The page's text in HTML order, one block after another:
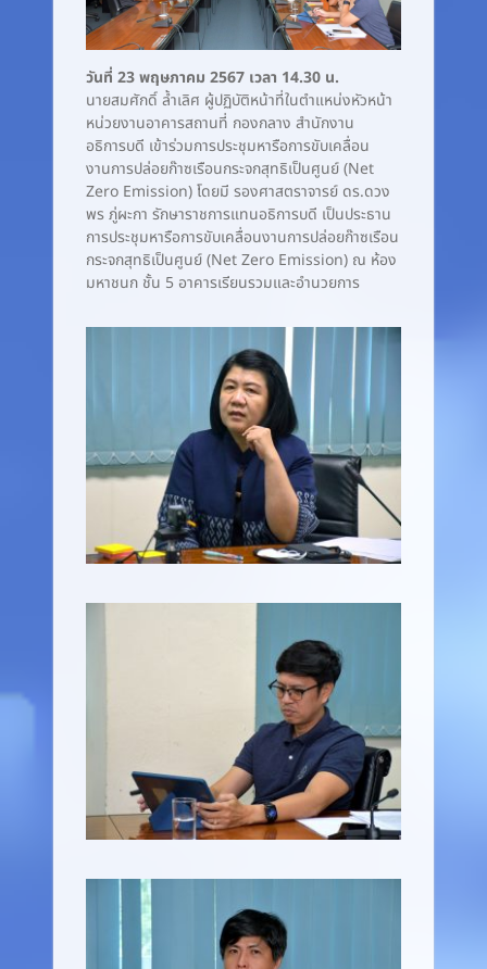
วันที่ 23 พฤษภาคม 2567 เวลา 14.30 น.
นายสมศักดิ์ ล้ำเลิศ ผู้ปฏิบัติหน้าที่ในตำแหน่งหัวหน้า
หน่วยงานอาคารสถานที่ กองกลาง สำนักงาน
อธิการบดี เข้าร่วมการประชุมหารือการขับเคลื่อน
งานการปล่อยก๊าซเรือนกระจกสุทธิเป็นศูนย์ (Net
Zero Emission) โดยมี รองศาสตราจารย์ ดร.ดวง
พร ภู่ผะกา รักษาราชการแทนอธิการบดี เป็นประธาน
การประชุมหารือการขับเคลื่อนงานการปล่อยก๊าซเรือน
กระจกสุทธิเป็นศูนย์ (Net Zero Emission) ณ ห้อง
มหาชนก ชั้น 5 อาคารเรียนรวมและอำนวยการ